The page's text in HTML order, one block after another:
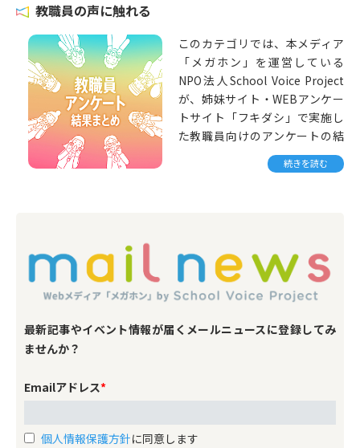
教職員の声に触れる
このカテゴリでは、本メディア
「メガホン」を運営している
NPO法人School Voice Project
が、姉妹サイト・WEBアンケー
トサイト「フキダシ」で実施し
た教職員向けのアンケートの結
果を数多く掲載しています。
続きを読む
最新記事やイベント情報が届くメールニュースに登録してみ
ませんか？
Emailアドレス*
個人情報保護方針に同意します